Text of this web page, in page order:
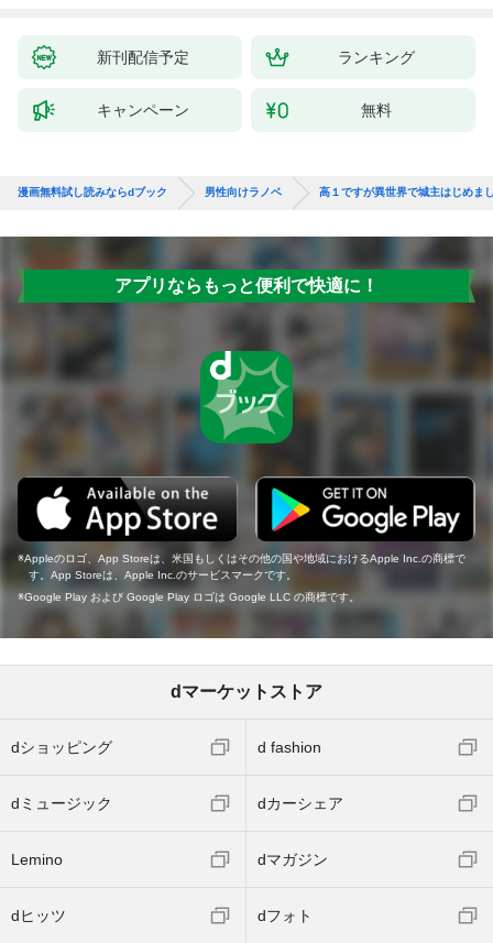
新刊配信予定 ランキング
キャンペーン 無料
漫画無料試し読みならdブック 男性向けラノベ 高１ですが異世界で城主はじめま
アプリならもっと便利で快適に！
Appleのロゴ、App Storeは、米国もしくはその他の国や地域におけるApple Inc.の商標で
す。App Storeは、Apple Inc.のサービスマークです。
Google Play および Google Play ロゴは Google LLC の商標です。
dマーケットストア
dショッピング d fashion
dミュージック dカーシェア
Lemino dマガジン
dヒッツ dフォト